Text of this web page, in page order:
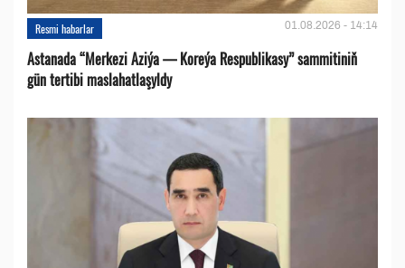
Resmi habarlar 01.08.2026 - 14:14
Astanada “Merkezi Aziýa — Koreýa Respublikasy” sammitiniň
gün tertibi maslahatlaşyldy